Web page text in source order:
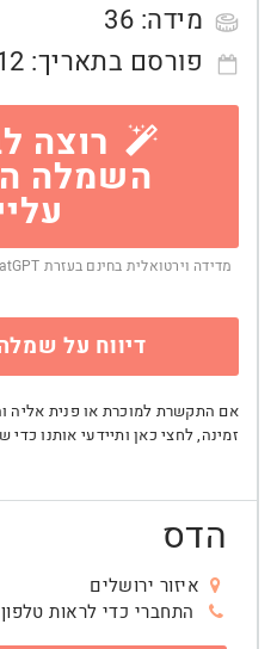
מידה: 36
פורסם בתאריך:
רוצה
השמלה
מדידה וירטואלית בחינם בעזרת ChatGPT או Gemini — בלי לצאת מהבית
דיווח על
אם התקשרת למוכרת או פנית
זמינה, לחצי כאן ותיידעי אותנו
הדס
איזור ירושלים
התחברי כדי לראות טלפון